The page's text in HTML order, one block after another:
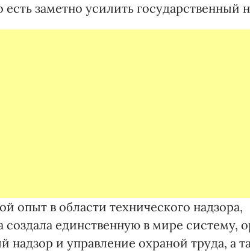
заметно усилить государственный
опыт в области технического надзора,
создала единственную в мире систему,
надзор и управление охраной труда, а